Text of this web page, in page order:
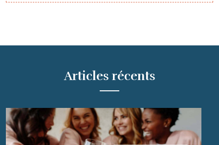
Articles récents